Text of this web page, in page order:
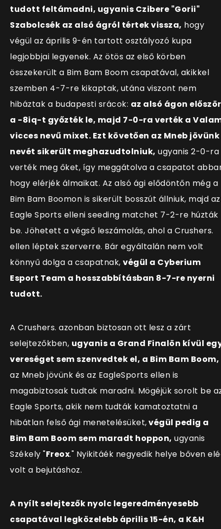
tudott feltámadni, ugyanis Czibere "Gorii"
Szabolcsék az alsó ágról tértek vissza, hogy
végül az április 9-én tartott osztályozó kupa
legjobbjai legyenek. Az ötös az első körben
összekerült a Bim Bam Boom csapatával, akikkel
szemben 4-7-re kikaptak, utána viszont nem
hibáztak a budapesti srácok: az alsó ágon először
a -8iq-t győzték le, majd 7-0-ra verték a
vicces nevű mixet. Ezt követően az Mneb jövünk
nevét sikerült meghazudtolniuk, ugyanis 2-0-ra
verték meg őket, így meggátolva a csapatot
hogy elérjék álmaikat. Az alsó ági elődöntőn még a
Bim Bam Boomon is sikerült bosszút állniuk, majd az
Eagle Sports elleni seeding matchet 7-2-re húzták
be. Jöhetett a végső leszámolás, ahol a Crushers.
ellen léptek szerverre. Bár egyáltalán nem volt
könnyű dolga a csapatnak, végül a Cyberium
Esport Team a hosszabbításban 8-7-re nyerni
tudott.
A Crushers. azonban biztosan ott lesz a zárt
selejtezőkben, ugyanis a Grand Finalön kívül
vereséget sem szenvedtek el, a Bim Bam Boom,
az Mneb jövünk és az EagleSports ellen is
magabiztosak tudtak maradni. Mögéjük sorolt be
Eagle Sports, akik nem tudták kamatoztatni a
hibátlan felső ági menetelésüket,végül pedig a
Bim Bam Boom sem maradt hoppon, ugyanis
Székely "Freox." Nyikitáék negyedik helye bőven
volt a bejutáshoz.
A nyílt selejtezők nyolc legeredményesebb
csapatával legközelebb április 15-én, a K&H